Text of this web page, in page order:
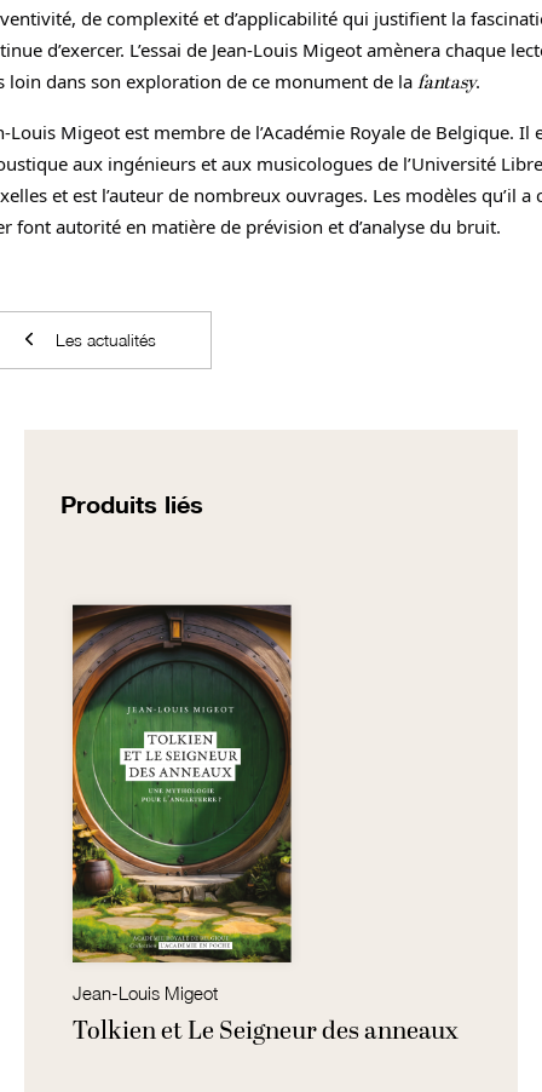
de complexité et d’applicabilité qui justifient la
d’exercer. L’essai de Jean-Louis Migeot amènera chaque
loin dans son exploration de ce monument de la fantasy.
Louis Migeot est membre de l’Académie Royale de Belgique. Il
aux ingénieurs et aux musicologues de l’Université
et est l’auteur de nombreux ouvrages. Les modèles qu’il a
font autorité en matière de prévision et d’analyse du bruit.
Les actualités
Produits liés
Jean-Louis Migeot
Tolkien et Le Seigneur des anneaux